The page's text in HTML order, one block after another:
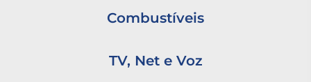
Combustíveis
TV, Net e Voz